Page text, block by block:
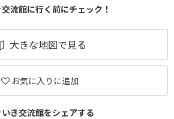
流館に行く前にチェック！
大きな地図で見る
お気に入りに追加
いき交流館をシェアする